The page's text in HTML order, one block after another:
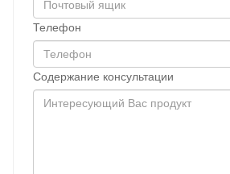
Телефон
Содержание консультации